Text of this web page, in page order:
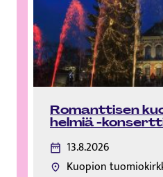
Romanttisen
helmiä -
13.8.2026
Kuopion